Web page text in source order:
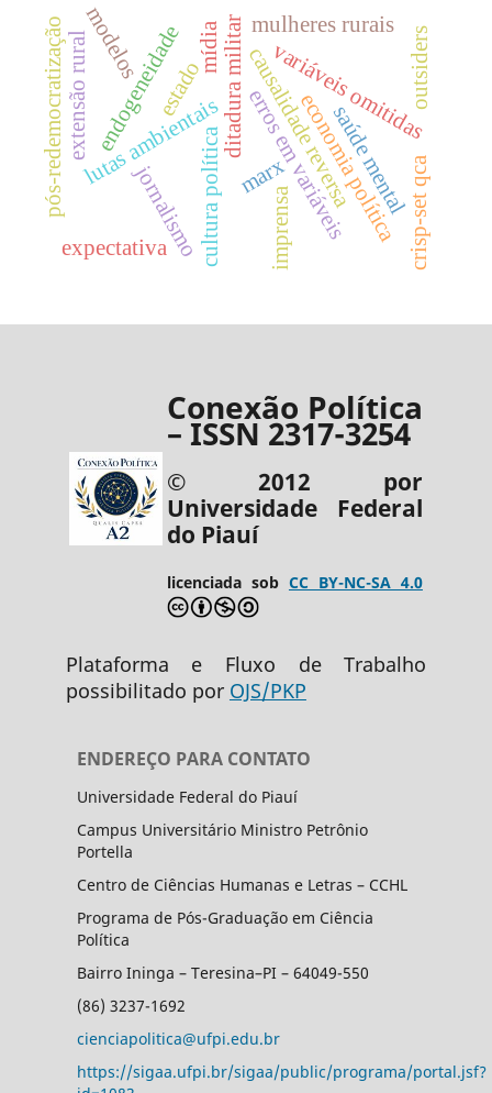
ditadura militar
lutas ambientais
cultura política
endogeneidade causalidade reversa
erros em variáveis
variáveis omitidas
economia política
pós-redemocratização marx
estado
saúde mental
mulheres rurais
extensão rural
jornalismo imprensa
mídia outsiders
crisp-set qca
expectativa
modelos
Conexão Política
– ISSN 2317-3254
© 2012 por
Universidade Federal
do Piauí
licenciada sob CC BY-NC-SA 4.0
Plataforma e Fluxo de Trabalho
possibilitado por OJS/PKP
ENDEREÇO PARA CONTATO
Universidade Federal do Piauí
Campus Universitário Ministro Petrônio
Portella
Centro de Ciências Humanas e Letras – CCHL
Programa de Pós-Graduação em Ciência
Política
Bairro Ininga – Teresina–PI – 64049-550
(86) 3237-1692
cienciapolitica@ufpi.edu.br
https://sigaa.ufpi.br/sigaa/public/programa/portal.jsf?